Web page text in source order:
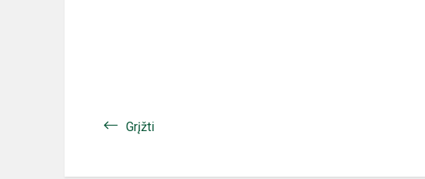
Grįžti